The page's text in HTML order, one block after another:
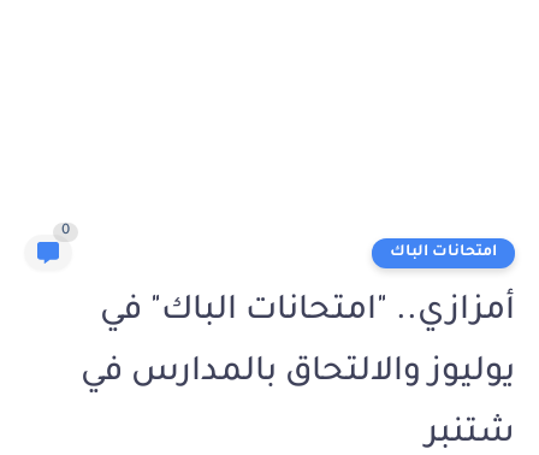
امتحانات الباك
0
أمزازي.. "امتحانات الباك" في
يوليوز والالتحاق بالمدارس في
شتنبر